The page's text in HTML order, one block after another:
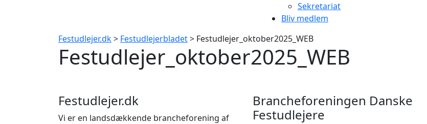
Sekretariat
Bliv medlem
Festudlejer.dk> Festudlejerbladet> Festudlejer_oktober2025_WEB
Festudlejer_oktober2025_WEB
Festudlejer.dk
Vi er en landsdækkende brancheforening af
Brancheforeningen Danske
Festudlejere